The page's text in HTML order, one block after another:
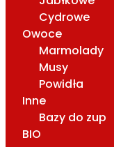
Cydrowe
Owoce
Marmolady
Musy
Powidła
Inne
Bazy do zup
BIO